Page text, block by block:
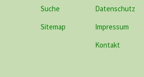
Suche
Sitemap
Datenschutz
Impressum
Kontakt